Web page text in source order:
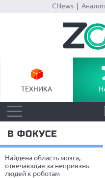
CNews|
ТЕХНИКА
В ФОКУСЕ
Найдена область мозга,
отвечающая за неприязнь
людей к роботам